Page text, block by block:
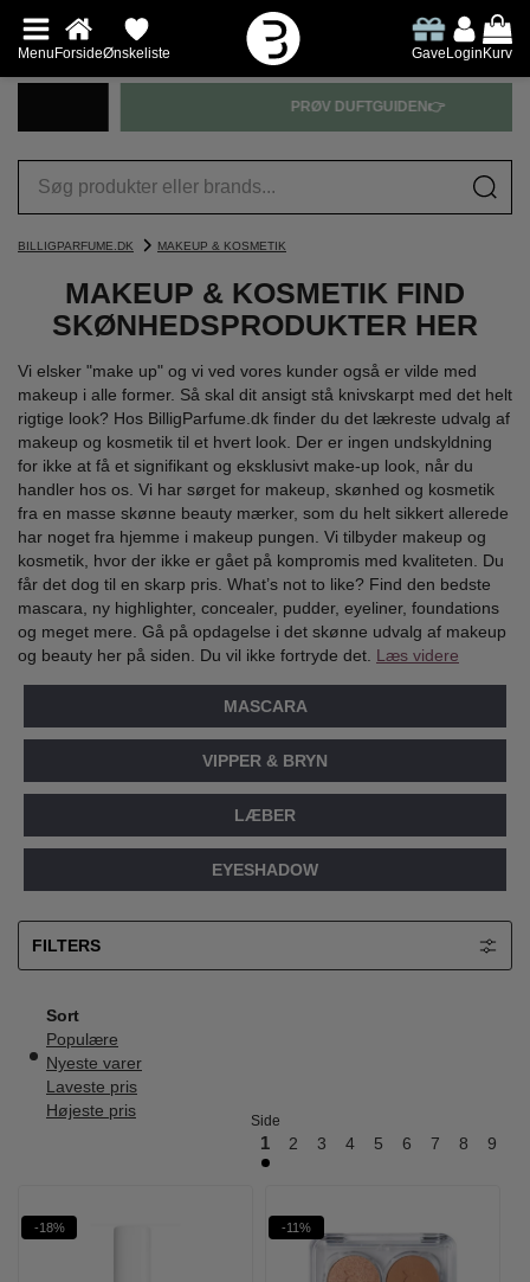
MenuForsideØnskeliste GaveLoginKurv
PRØV DUFTGUIDEN👉
BILLIGPARFUME.DK MAKEUP & KOSMETIK
MAKEUP & KOSMETIK FIND
SKØNHEDSPRODUKTER HER
Vi elsker "make up" og vi ved vores kunder også er vilde med
makeup i alle former. Så skal dit ansigt stå knivskarpt med det helt
rigtige look? Hos BilligParfume.dk finder du det lækreste udvalg af
makeup og kosmetik til et hvert look. Der er ingen undskyldning
for ikke at få et signifikant og eksklusivt make-up look, når du
handler hos os. Vi har sørget for makeup, skønhed og kosmetik
fra en masse skønne beauty mærker, som du helt sikkert allerede
har noget fra hjemme i makeup pungen. Vi tilbyder makeup og
kosmetik, hvor der ikke er gået på kompromis med kvaliteten. Du
får det dog til en skarp pris. What’s not to like? Find den bedste
mascara, ny highlighter, concealer, pudder, eyeliner, foundations
og meget mere. Gå på opdagelse i det skønne udvalg af makeup
og beauty her på siden. Du vil ikke fortryde det. Læs videre
MASCARA
VIPPER & BRYN
LÆBER
EYESHADOW
FILTERS
Sort
Populære
Nyeste varer
Laveste pris
Højeste pris
Side
1 2 3 4 5 6 7 8 9
-18% -11%